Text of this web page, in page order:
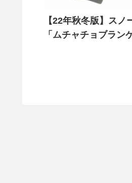
【22年秋冬版】ス
「ムチャチョブラン